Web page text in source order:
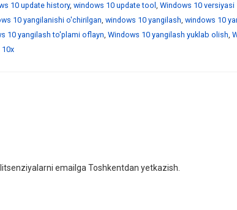
10 update history, windows 10 update tool , Windows 10 versiyasi
10 yangilanishi o'chirilgan, windows 10 yangilash, windows 10
10 yangilash to'plami oflayn, Windows 10 yangilash yuklab olish,
emailga Toshkentdan yetkazish.